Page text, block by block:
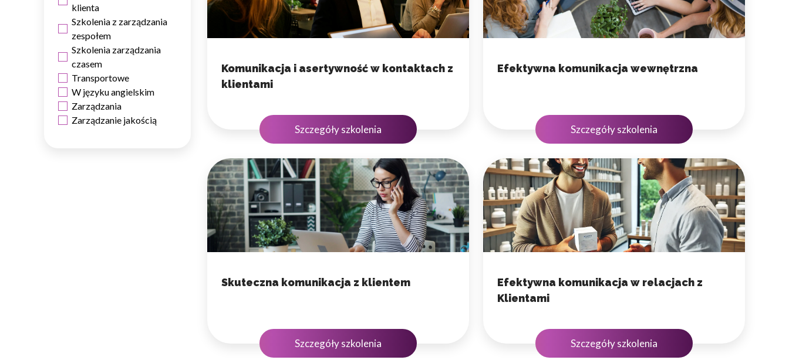
klienta
Szkolenia z zarządzania
zespołem
Szkolenia zarządzania
czasem
Transportowe
W języku angielskim
Zarządzania
Zarządzanie jakością
Komunikacja i asertywność w kontaktach z
klientami
Szczegóły szkolenia
Efektywna komunikacja wewnętrzna
Szczegóły szkolenia
Skuteczna komunikacja z klientem
Szczegóły szkolenia
Efektywna komunikacja w relacjach z
Klientami
Szczegóły szkolenia
Statystyka
Statystyczne pliki cookie pomagają właścicielem stron internetowych zrozumieć, w jaki sposób różni użytkownicy zachowują się
Marketingowe pliki cookie stosowane są w celu śledzenia użytkowników na stronach internetowych. Celem jest wyświetlanie
reklam, które są istotne i interesujące dla poszczególnych użytkowników i tym samym bardziej cenne dla wydawców i
reklamodawców strony trzeciej.
Nieklasyfikowane
Nieklasyfikowane pliki cookie, to pliki, które są w procesie klasyfikowania, wraz z dostawcami poszczególnych ciasteczek.
Odrzuć Zapisz moje preferencje Akceptuj wszystko